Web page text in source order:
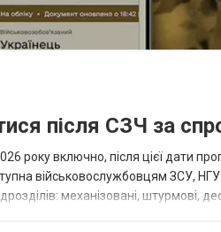
після СЗЧ за
року включно, після цієї дати
військовослужбовцям ЗСУ,
механізовані, штурмові,